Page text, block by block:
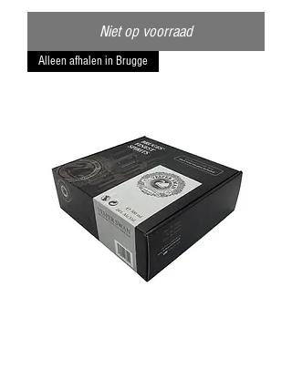
Niet op voorraad
Alleen afhalen in Brugge